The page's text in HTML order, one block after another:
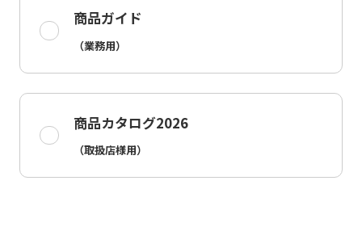
商品ガイド
（業務用）
商品カタログ2026
（取扱店様用）